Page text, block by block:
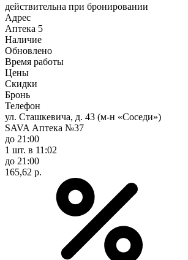
действительна при бронировании
Адрес
Аптека 5
Наличие
Обновлено
Время работы
Цены
Скидки
Бронь
Телефон
ул. Сташкевича, д. 43 (м-н «Соседи»)
SAVA Аптека №37
до 21:00
1 шт. в 11:02
до 21:00
165,62 р.